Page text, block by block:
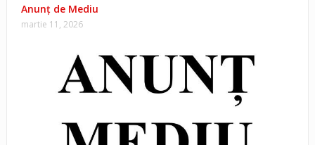
Anunț de Mediu
martie 11, 2026